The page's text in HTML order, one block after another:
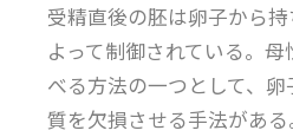
受精直後の胚は卵子から
よって制御されている。
べる方法の一つとして、
質を欠損させる手法がある